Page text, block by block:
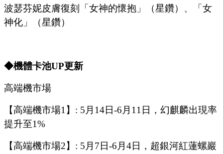
波瑟芬妮皮膚復刻「女神的懷抱」（星鑽）、「女
神化」（星鑽）
◆機體卡池UP更新
高端機市場
【高端機市場1 】 : 5 月 14日-6 月 11 日，幻麒麟出現率
提升至1%
【高端機市場2】 : 5 月 7 日-6 月 4日， 超銀河紅蓮螺巖